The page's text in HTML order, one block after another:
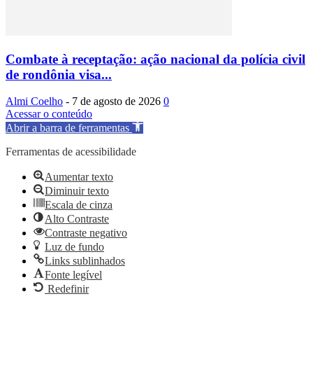
Combate à receptação: ação nacional da polícia civil
de rondônia visa...
Almi Coelho - 7 de agosto de 2026 0
Acessar o conteúdo
Abrir a barra de ferramentas
Ferramentas de acessibilidade
Aumentar texto
Diminuir texto
Escala de cinza
Alto Contraste
Contraste negativo
Luz de fundo
Links sublinhados
Fonte legível
Redefinir